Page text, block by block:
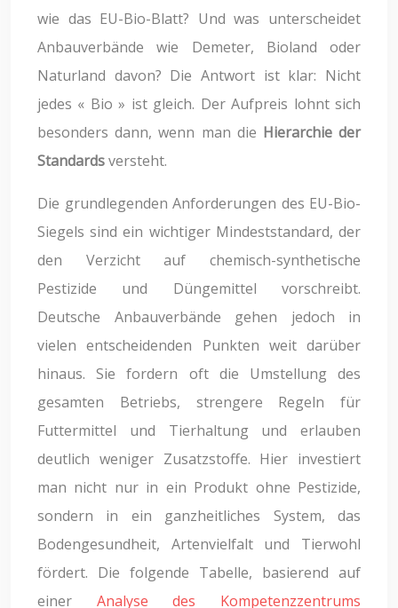
wie das EU-Bio-Blatt? Und was unterscheidet
Anbauverbände wie Demeter, Bioland oder
Naturland davon? Die Antwort ist klar: Nicht
jedes « Bio » ist gleich. Der Aufpreis lohnt sich
besonders dann, wenn man die Hierarchie der
Standardsversteht.
Die grundlegenden Anforderungen des EU-Bio-
Siegels sind ein wichtiger Mindeststandard, der
den Verzicht auf chemisch-synthetische
Pestizide und Düngemittel vorschreibt.
Deutsche Anbauverbände gehen jedoch in
vielen entscheidenden Punkten weit darüber
hinaus. Sie fordern oft die Umstellung des
gesamten Betriebs, strengere Regeln für
Futtermittel und Tierhaltung und erlauben
deutlich weniger Zusatzstoffe. Hier investiert
man nicht nur in ein Produkt ohne Pestizide,
sondern in ein ganzheitliches System, das
Bodengesundheit, Artenvielfalt und Tierwohl
fördert. Die folgende Tabelle, basierend auf
einer Analyse des Kompetenzzentrums